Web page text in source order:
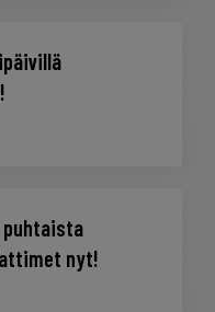
puhtaista
nyt!